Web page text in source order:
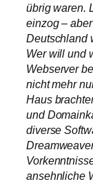
übrig waren.
einzog –
Deutschland
Wer will und
Webserver
nicht mehr
Haus
und
diverse
ansehnliche